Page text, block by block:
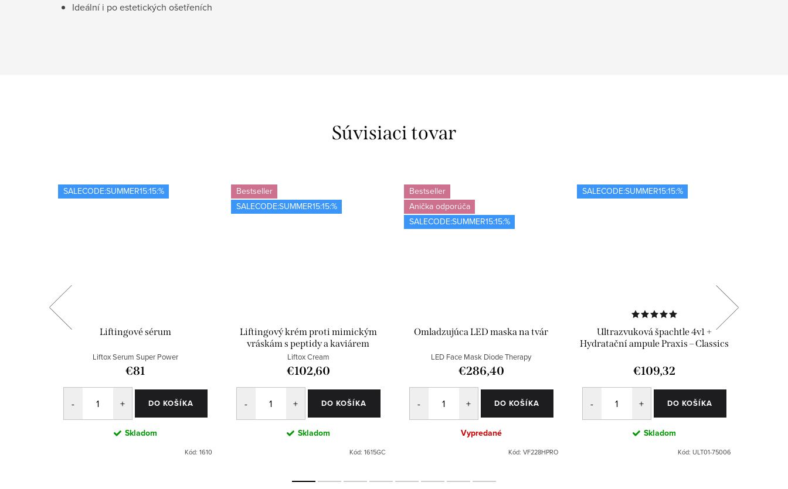
Ideální i po estetických ošetřeních
Súvisiaci tovar
SALECODE:SUMMER15:15:%
Liftingové sérum
Liftox Serum Super Power
€81
DO KOŠÍKA
Skladom
Kód: 1610
Bestseller
SALECODE:SUMMER15:15:%
Liftingový krém proti mimickým
vráskám s peptidy a kaviárem
Liftox Cream
€102,60
DO KOŠÍKA
Skladom
Kód: 1615GC
Bestseller
Anička odporúča
SALECODE:SUMMER15:15:%
Omladzujúca LED maska na tvár
LED Face Mask Diode Therapy
€286,40
DO KOŠÍKA
Vypredané
Kód: VF228HPRO
SALECODE:SUMMER15:15:%
Ultrazvuková špachtle 4v1 +
Hydratační ampule Praxis – Classics
€109,32
DO KOŠÍKA
Skladom
Kód: ULT01-75006